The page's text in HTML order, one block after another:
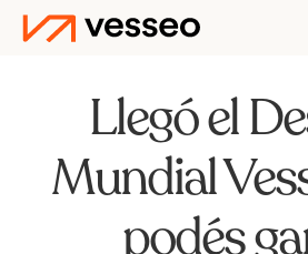
Llegó el
Mundial
podés